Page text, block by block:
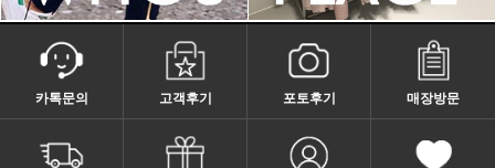
카톡문의 고객후기 포토후기 매장방문